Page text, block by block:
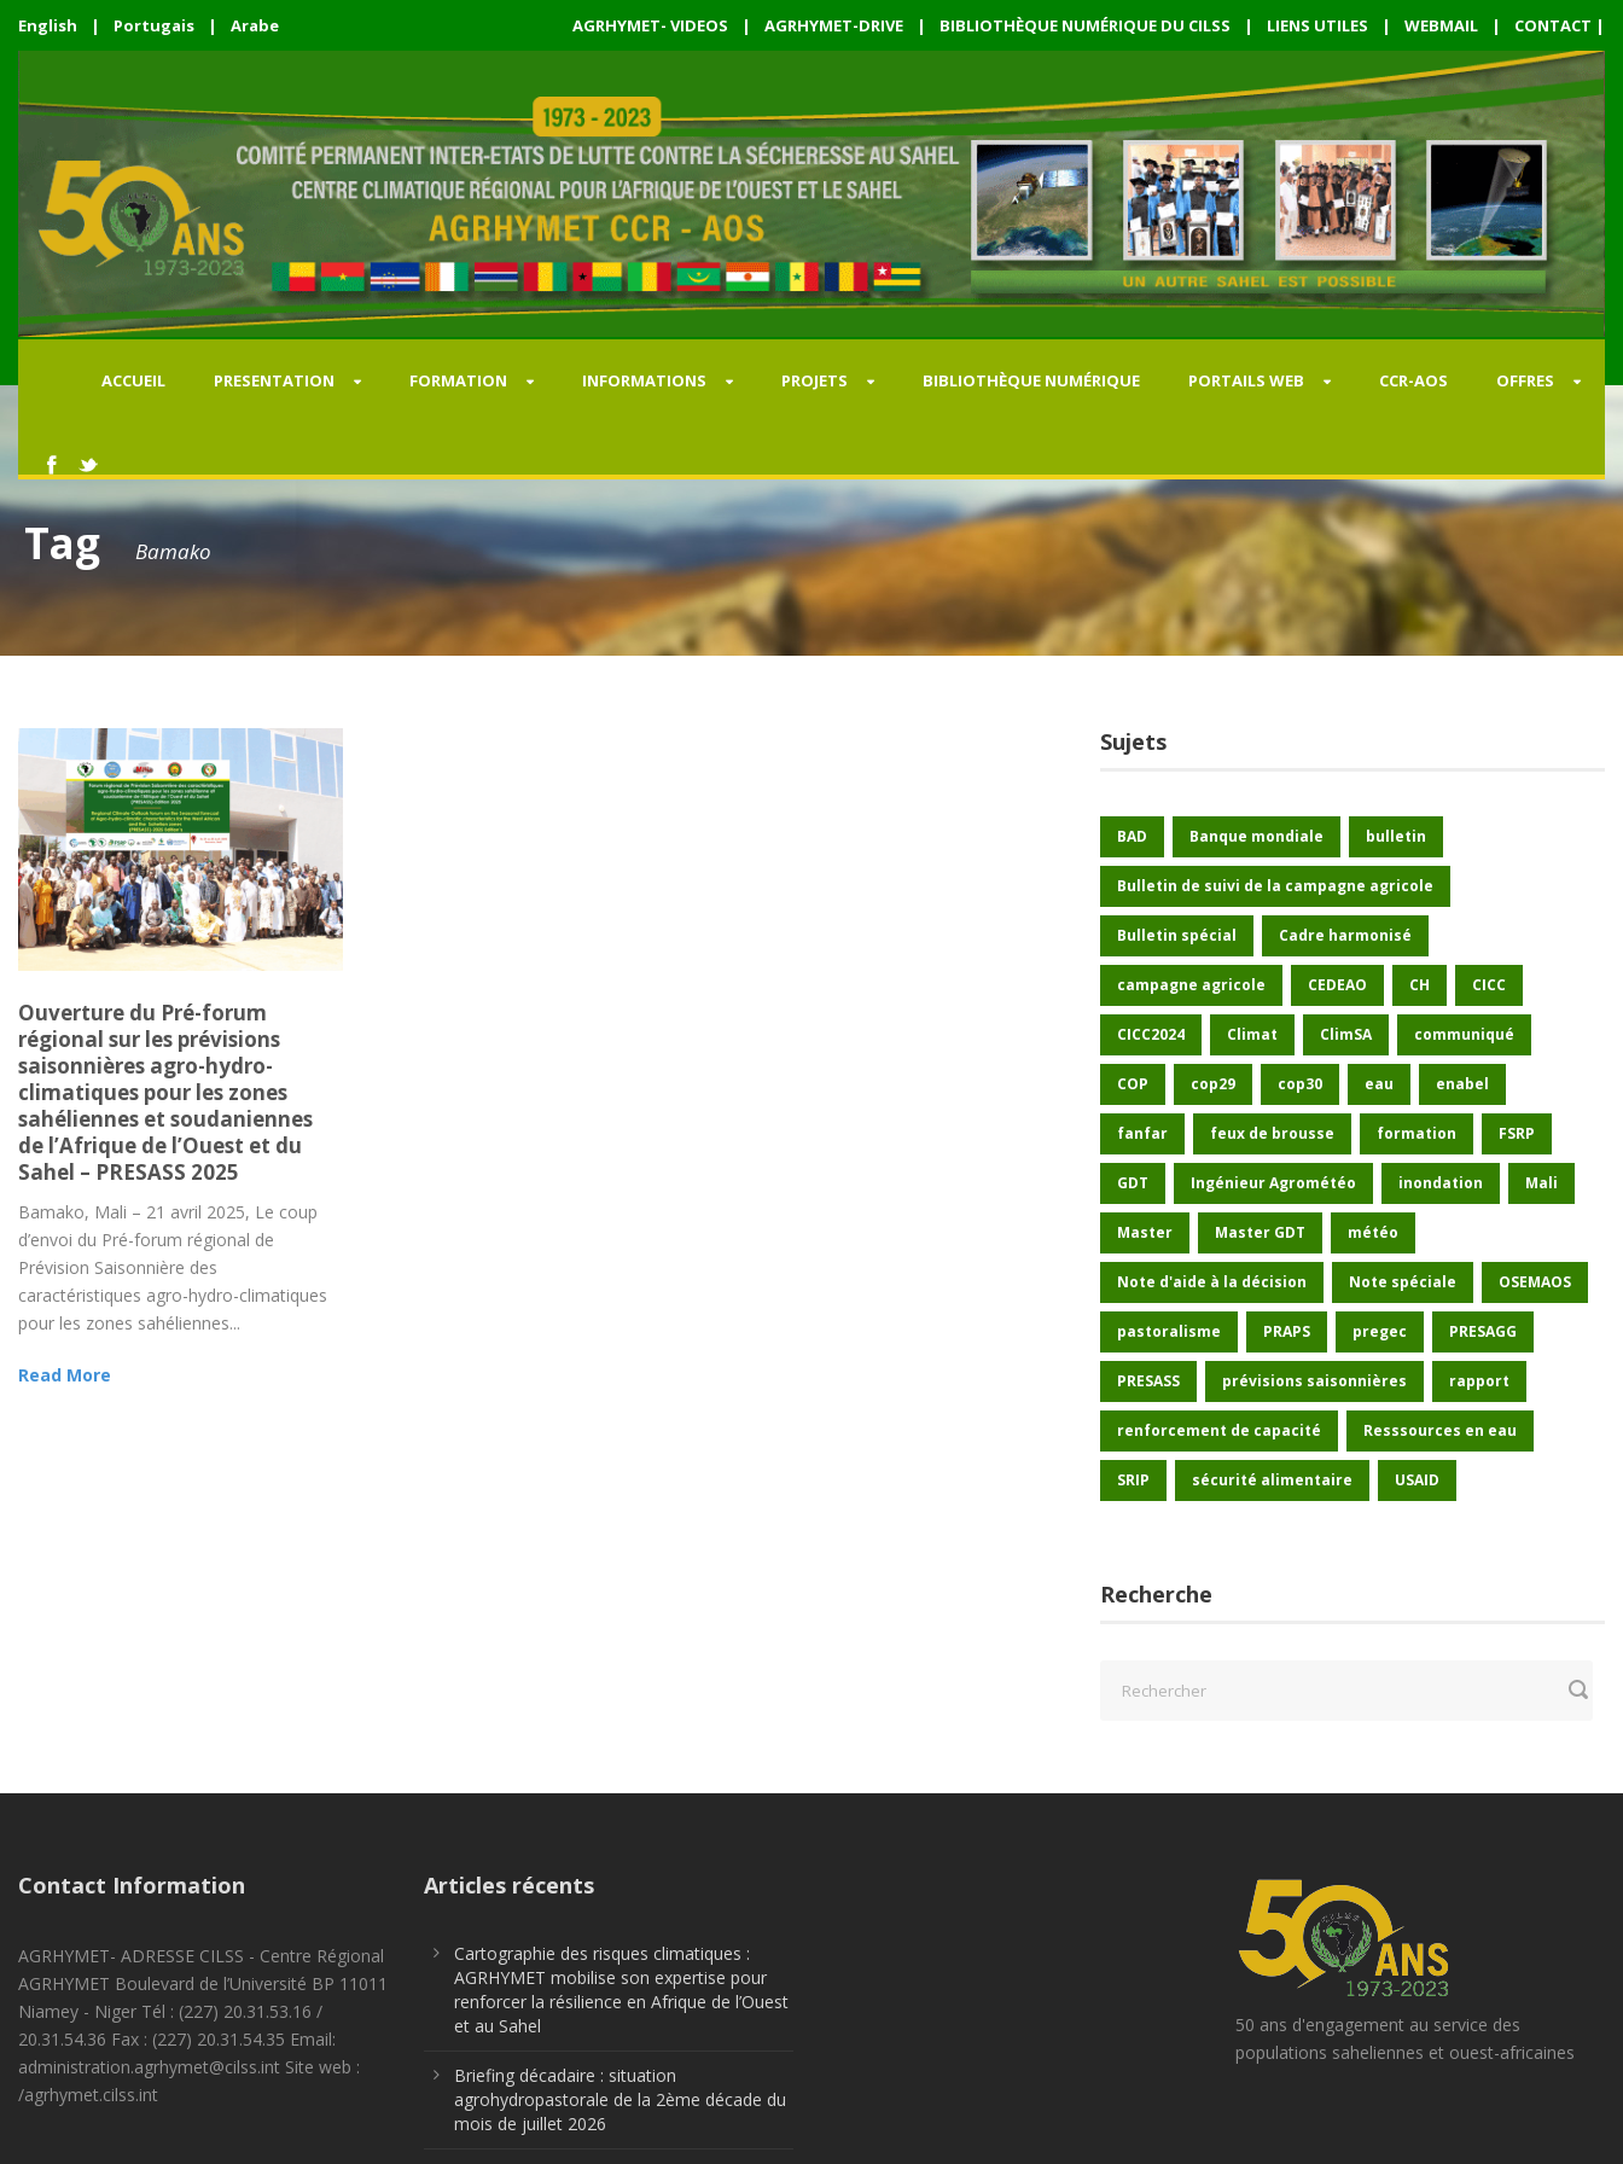
English | Portugais | Arabe AGRHYMET- VIDEOS | AGRHYMET-DRIVE | BIBLIOTHÈQUE NUMÉRIQUE DU CILSS | LIENS UTILES | WEBMAIL | CONTACT |
ACCUEIL PRESENTATION FORMATION INFORMATIONS PROJETS BIBLIOTHÈQUE NUMÉRIQUE PORTAILS WEB CCR-AOS OFFRES
Tag Bamako
Ouverture du Pré-forum
régional sur les prévisions
saisonnières agro-hydro-
climatiques pour les zones
sahéliennes et soudaniennes
de l’Afrique de l’Ouest et du
Sahel – PRESASS 2025
Bamako, Mali – 21 avril 2025, Le coup
d’envoi du Pré-forum régional de
Prévision Saisonnière des
caractéristiques agro-hydro-climatiques
pour les zones sahéliennes...
Read More
Sujets
BAD Banque mondiale bulletin
Bulletin de suivi de la campagne agricole
Bulletin spécial Cadre harmonisé
campagne agricole CEDEAO CH CICC
CICC2024 Climat ClimSA communiqué
COP cop29 cop30 eau enabel
fanfar feux de brousse formation FSRP
GDT Ingénieur Agrométéo inondation Mali
Master Master GDT météo
Note d'aide à la décision Note spéciale OSEMAOS
pastoralisme PRAPS pregec PRESAGG
PRESASS prévisions saisonnières rapport
renforcement de capacité Resssources en eau
SRIP sécurité alimentaire USAID
Recherche
Contact Information
AGRHYMET- ADRESSE CILSS - Centre Régional
AGRHYMET Boulevard de l’Université BP 11011
Niamey - Niger Tél : (227) 20.31.53.16 /
20.31.54.36 Fax : (227) 20.31.54.35 Email:
administration.agrhymet@cilss.int Site web :
/agrhymet.cilss.int
Articles récents
Cartographie des risques climatiques :
AGRHYMET mobilise son expertise pour
renforcer la résilience en Afrique de l’Ouest
et au Sahel
Briefing décadaire : situation
agrohydropastorale de la 2ème décade du
mois de juillet 2026
50 ans d'engagement au service des
populations saheliennes et ouest-africaines